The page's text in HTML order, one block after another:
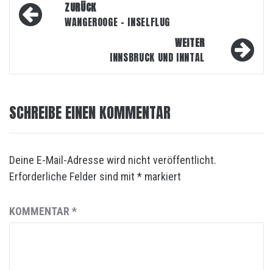
Beitragsnavigation
ZURÜCK
WANGEROOGE – INSELFLUG
WEITER
INNSBRUCK UND INNTAL
SCHREIBE EINEN KOMMENTAR
Deine E-Mail-Adresse wird nicht veröffentlicht.
Erforderliche Felder sind mit * markiert
KOMMENTAR *